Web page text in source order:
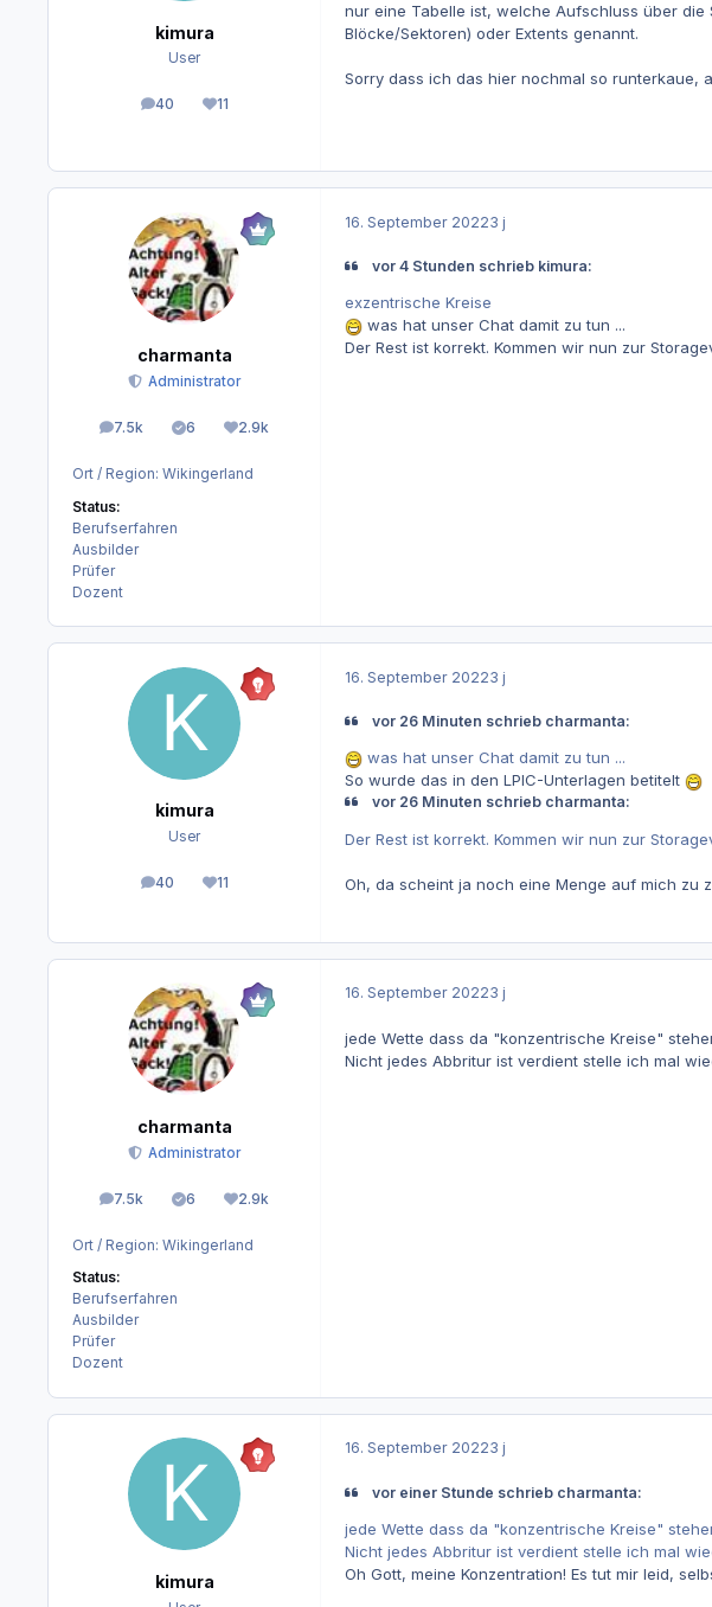
kimura
User
40
Beiträge11
Reputation
nur eine Tabelle ist, welche Aufschluss über
Blöcke/Sektoren) oder Extents genannt.
Sorry dass ich das hier nochmal so runterkaue,
charmanta
Administrator
7.5k
Beiträge 6
Lösungen2.9k
Reputation
Ort / Region: Wikingerland
Status:
Berufserfahren
Ausbilder
Prüfer
Dozent
16. September 20223 j
vor 4 Stunden schrieb kimura:
exzentrische Kreise
was hat unser Chat damit zu tun ...
Der Rest ist korrekt. Kommen wir nun zur
kimura
User
40
Beiträge11
Reputation
16. September 20223 j
vor 26 Minuten schrieb charmanta:
was hat unser Chat damit zu tun ...
So wurde das in den LPIC-Unterlagen betitelt
vor 26 Minuten schrieb charmanta:
Der Rest ist korrekt. Kommen wir nun zur
Oh, da scheint ja noch eine Menge auf mich zu
charmanta
Administrator
7.5k
Beiträge 6
Lösungen2.9k
Reputation
Ort / Region: Wikingerland
Status:
Berufserfahren
Ausbilder
Prüfer
Dozent
16. September 20223 j
jede Wette dass da "konzentrische Kreise"
Nicht jedes Abbritur ist verdient stelle ich mal
kimura
16. September 20223 j
vor einer Stunde schrieb charmanta:
jede Wette dass da "konzentrische Kreise"
Nicht jedes Abbritur ist verdient stelle ich mal
Oh Gott, meine Konzentration! Es tut mir leid,